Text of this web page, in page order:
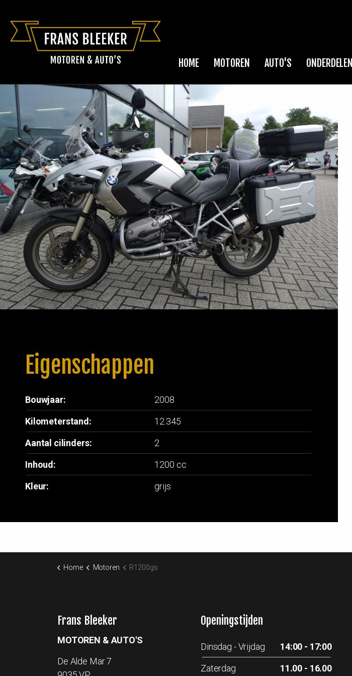
HOME MOTOREN AUTO'S ONDERDELEN
Eigenschappen
Bouwjaar: 2008
Kilometerstand: 12.345
Aantal cilinders: 2
Inhoud: 1200 cc
Kleur: grijs
Home Motoren R1200gs
Frans Bleeker
MOTOREN & AUTO'S
De Alde Mar 7
Openingstijden
Dinsdag - Vrijdag 14:00 - 17:00
Zaterdag 11.00 - 16.00